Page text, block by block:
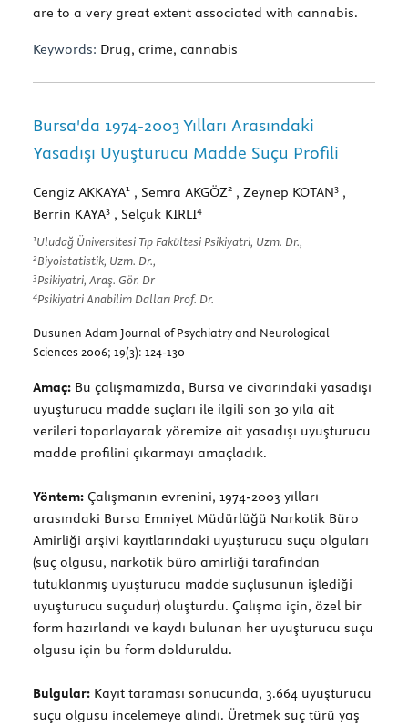
are to a very great extent associated with cannabis.
Keywords: Drug, crime, cannabis
Bursa'da 1974-2003 Yılları Arasındaki
Yasadışı Uyuşturucu Madde Suçu Profili
Cengiz AKKAYA1 , Semra AKGÖZ2 , Zeynep KOTAN3 ,
Berrin KAYA3 , Selçuk KIRLI4
1Uludağ Üniversitesi Tıp Fakültesi Psikiyatri, Uzm. Dr.,
2Biyoistatistik, Uzm. Dr.,
3Psikiyatri, Araş. Gör. Dr
4Psikiyatri Anabilim Dalları Prof. Dr.
Dusunen Adam Journal of Psychiatry and Neurological
Sciences 2006; 19(3): 124-130
Amaç: Bu çalışmamızda, Bursa ve civarındaki yasadışı
uyuşturucu madde suçları ile ilgili son 30 yıla ait
verileri toparlayarak yöremize ait yasadışı uyuşturucu
madde profilini çıkarmayı amaçladık.
Yöntem: Çalışmanın evrenini, 1974-2003 yılları
arasındaki Bursa Emniyet Müdürlüğü Narkotik Büro
Amirliği arşivi kayıtlarındaki uyuşturucu suçu olguları
(suç olgusu, narkotik büro amirliği tarafından
tutuklanmış uyuşturucu madde suçlusunun işlediği
uyuşturucu suçudur) oluşturdu. Çalışma için, özel bir
form hazırlandı ve kaydı bulunan her uyuşturucu suçu
olgusu için bu form dolduruldu.
Bulgular: Kayıt taraması sonucunda, 3.664 uyuşturucu
suçu olgusu incelemeye alındı. Üretmek suç türü yaş